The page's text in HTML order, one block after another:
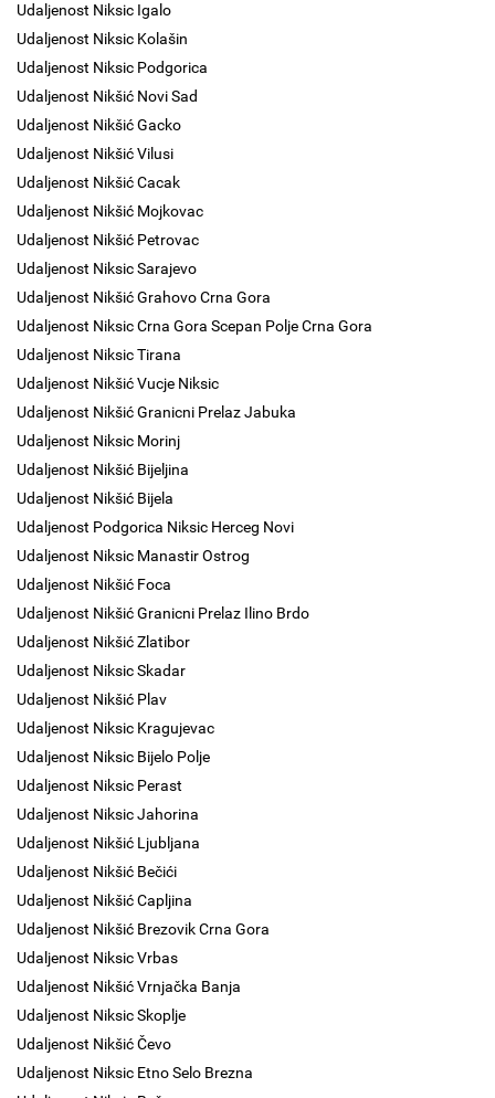
Udaljenost Niksic Igalo
Udaljenost Niksic Kolašin
Udaljenost Niksic Podgorica
Udaljenost Nikšić Novi Sad
Udaljenost Nikšić Gacko
Udaljenost Nikšić Vilusi
Udaljenost Nikšić Cacak
Udaljenost Nikšić Mojkovac
Udaljenost Nikšić Petrovac
Udaljenost Niksic Sarajevo
Udaljenost Nikšić Grahovo Crna Gora
Udaljenost Niksic Crna Gora Scepan Polje Crna Gora
Udaljenost Niksic Tirana
Udaljenost Nikšić Vucje Niksic
Udaljenost Nikšić Granicni Prelaz Jabuka
Udaljenost Niksic Morinj
Udaljenost Nikšić Bijeljina
Udaljenost Nikšić Bijela
Udaljenost Podgorica Niksic Herceg Novi
Udaljenost Niksic Manastir Ostrog
Udaljenost Nikšić Foca
Udaljenost Nikšić Granicni Prelaz Ilino Brdo
Udaljenost Nikšić Zlatibor
Udaljenost Niksic Skadar
Udaljenost Nikšić Plav
Udaljenost Niksic Kragujevac
Udaljenost Niksic Bijelo Polje
Udaljenost Niksic Perast
Udaljenost Niksic Jahorina
Udaljenost Nikšić Ljubljana
Udaljenost Nikšić Bečići
Udaljenost Nikšić Capljina
Udaljenost Nikšić Brezovik Crna Gora
Udaljenost Niksic Vrbas
Udaljenost Nikšić Vrnjačka Banja
Udaljenost Niksic Skoplje
Udaljenost Nikšić Čevo
Udaljenost Niksic Etno Selo Brezna